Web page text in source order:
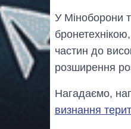
У Міноборони
частин до
розширення
Нагадаємо,
визнання